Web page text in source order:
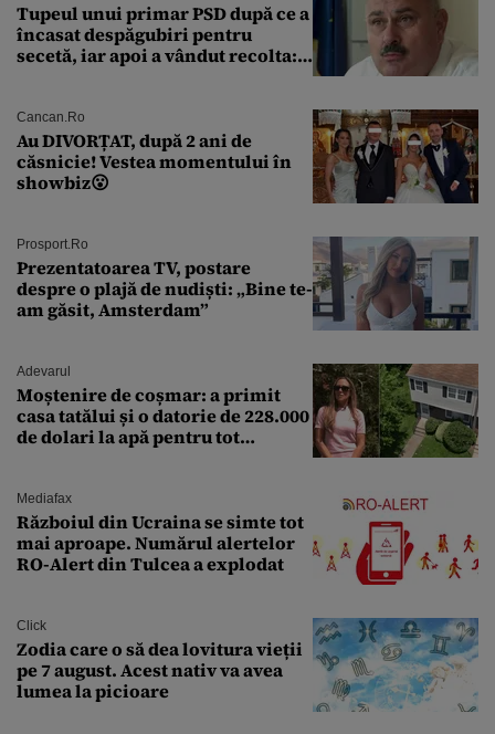
Tupeul unui primar PSD după ce a
încasat despăgubiri pentru
secetă, iar apoi a vândut recolta:
Cancan.ro
Au DIVORȚAT, după 2 ani de
căsnicie! Vestea momentului în
showbiz😮
Prosport.ro
Prezentatoarea TV, postare
despre o plajă de nudiști: „Bine te-
am găsit, Amsterdam”
Adevarul
Moștenire de coșmar: a primit
casa tatălui și o datorie de 228.000
de dolari la apă pentru tot
Mediafax
Războiul din Ucraina se simte tot
mai aproape. Numărul alertelor
RO-Alert din Tulcea a explodat
Click
Zodia care o să dea lovitura vieții
pe 7 august. Acest nativ va avea
lumea la picioare